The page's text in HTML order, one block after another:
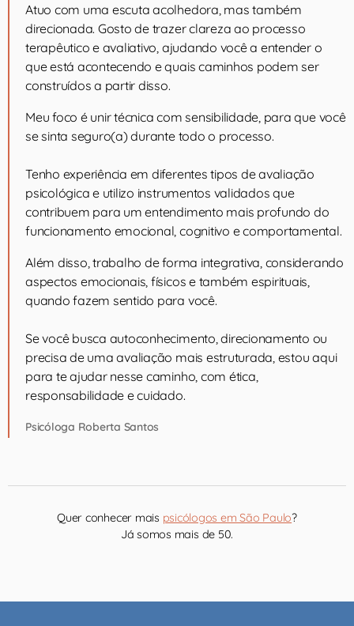
Atuo com uma escuta acolhedora, mas também
direcionada. Gosto de trazer clareza ao processo
terapêutico e avaliativo, ajudando você a entender o
que está acontecendo e quais caminhos podem ser
construídos a partir disso.
Meu foco é unir técnica com sensibilidade, para que você
se sinta seguro(a) durante todo o processo.
Tenho experiência em diferentes tipos de avaliação
psicológica e utilizo instrumentos validados que
contribuem para um entendimento mais profundo do
funcionamento emocional, cognitivo e comportamental.
Além disso, trabalho de forma integrativa, considerando
aspectos emocionais, físicos e também espirituais,
quando fazem sentido para você.
Se você busca autoconhecimento, direcionamento ou
precisa de uma avaliação mais estruturada, estou aqui
para te ajudar nesse caminho, com ética,
responsabilidade e cuidado.
Psicóloga Roberta Santos
Quer conhecer mais psicólogos em São Paulo?
Já somos mais de 50.